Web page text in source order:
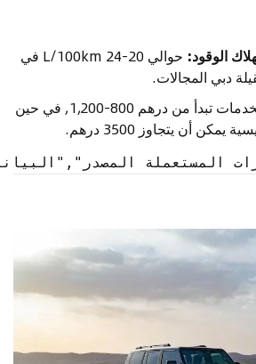
الوقود:
حوالي 20-24 L/100km في
دبي المجالات.
ثانوية الخدمات تبدأ من درهم 800-1,200, في حين
أن يتجاوز 3500 درهم.